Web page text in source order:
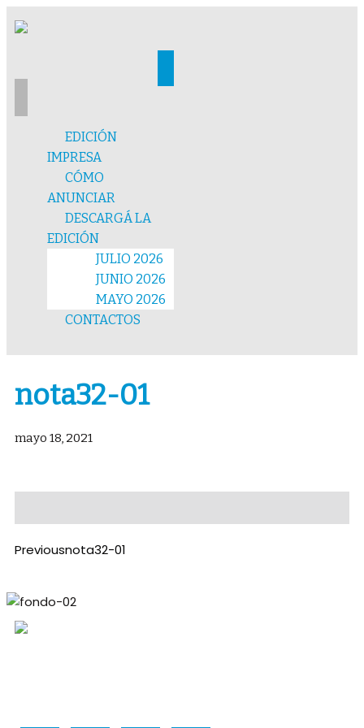
EDICIÓN
IMPRESA
CÓMO
ANUNCIAR
DESCARGÁ LA
EDICIÓN
JULIO 2026
JUNIO 2026
MAYO 2026
CONTACTOS
nota32-01
mayo 18, 2021
Previousnota32-01